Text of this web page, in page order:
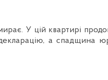
У цій квартирі
декларацію, а спадщина